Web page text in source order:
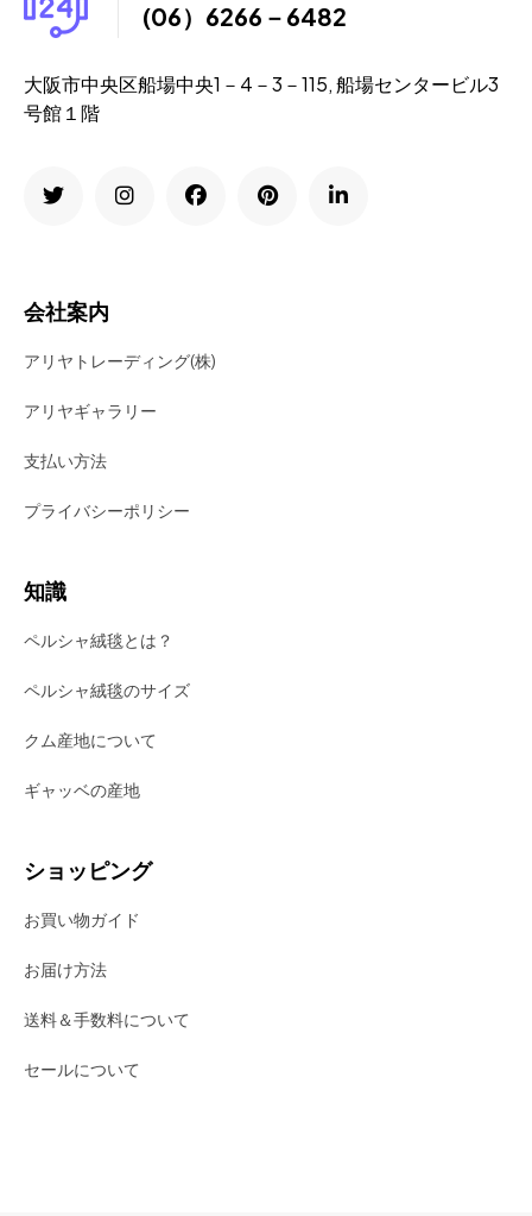
(06）6266－6482
大阪市中央区船場中央1－4－3－115, 船場センタービル3
号館１階
会社案内
アリヤトレーディング(株)
アリヤギャラリー
支払い方法
プライバシーポリシー
知識
ペルシャ絨毯とは？
ペルシャ絨毯のサイズ
クム産地について
ギャッベの産地
ショッピング
お買い物ガイド
お届け方法
送料＆手数料について
セールについて